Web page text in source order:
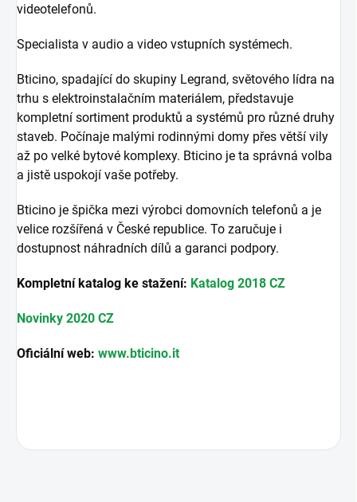
videotelefonů.
Specialista v audio a video vstupních systémech.
Bticino, spadající do skupiny Legrand, světového lídra na
trhu s elektroinstalačním materiálem, představuje
kompletní sortiment produktů a systémů pro různé druhy
staveb. Počínaje malými rodinnými domy přes větší vily
až po velké bytové komplexy. Bticino je ta správná volba
a jistě uspokojí vaše potřeby.
Bticino je špička mezi výrobci domovních telefonů a je
velice rozšířená v České republice. To zaručuje i
dostupnost náhradních dílů a garanci podpory.
Kompletní katalog ke stažení: Katalog 2018 CZ
Novinky 2020 CZ
Oficiální web: www.bticino.it